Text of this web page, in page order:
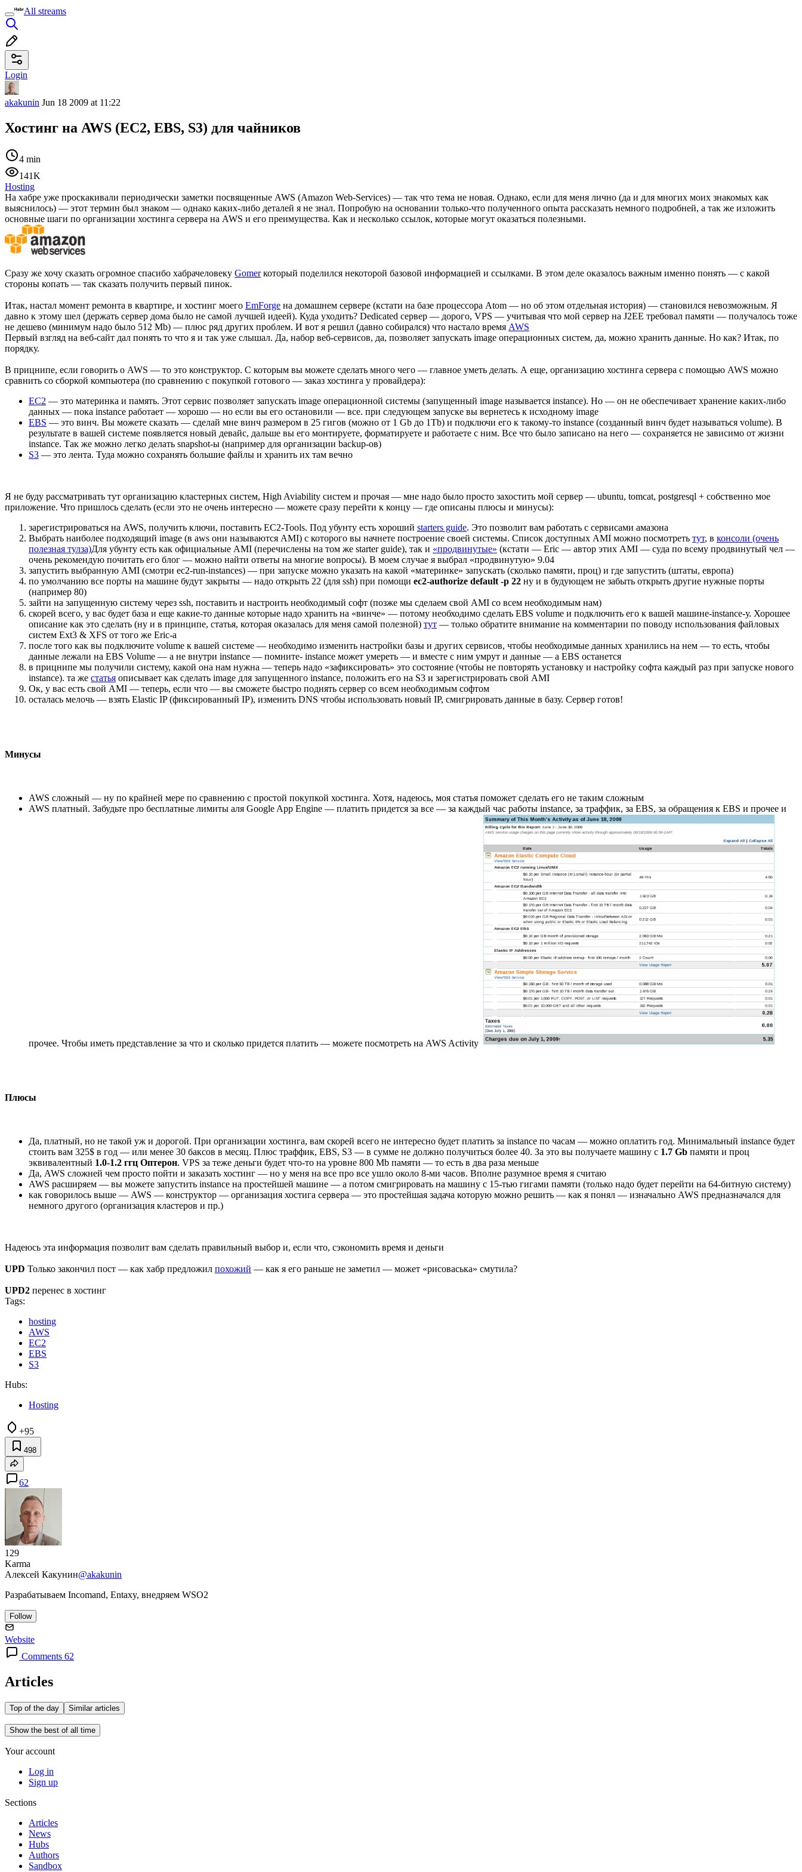
All streams
Login
akakunin Jun 18 2009 at 11:22
Хостинг на AWS (EC2, EBS, S3) для чайников
4 min
141K
Hosting
На хабре уже проскакивали периодически заметки посвященные AWS (Amazon Web-Services) — так что тема не новая. Однако, если для меня лично (да и для многих моих знакомых как
выяснилось) — этот термин был знаком — однако каких-либо деталей я не знал. Попробую на основании только-что полученного опыта рассказать немного подробней, а так же изложить
основные шаги по организации хостинга сервера на AWS и его преимущества. Как и несколько ссылок, которые могут оказаться полезными.
Сразу же хочу сказать огромное спасибо хабрачеловеку Gomerкоторый поделился некоторой базовой информацией и ссылками. В этом деле оказалось важным именно понять — с какой
стороны копать — так сказать получить первый пинок.
Итак, настал момент ремонта в квартире, и хостинг моего EmForge на домашнем сервере (кстати на базе процессора Atom — но об этом отдельная история) — становился невозможным. Я
давно к этому шел (держать сервер дома было не самой лучшей идеей). Куда уходить? Dedicated сервер — дорого, VPS — учитывая что мой сервер на J2EE требовал памяти — получалось тоже
не дешево (минимум надо было 512 Mb) — плюс ряд других проблем. И вот я решил (давно собирался) что настало время AWS
Первый взгляд на веб-сайт дал понять то что я и так уже слышал. Да, набор веб-сервисов, да, позволяет запускать image операционных систем, да, можно хранить данные. Но как? Итак, по
порядку.
В прицнипе, если говорить о AWS — то это конструктор. С которым вы можете сделать много чего — главное уметь делать. А еще, организацию хостинга сервера с помощью AWS можно
сравнить со сборкой компьютера (по сравнению с покупкой готового — заказ хостинга у провайдера):
EC2 — это материнка и память. Этот сервис позволяет запускать image операционной системы (запущенный image называется instance). Но — он не обеспечивает хранение каких-либо
данных — пока instance работает — хорошо — но если вы его остановили — все. при следующем запуске вы вернетесь к исходному image
EBS — это винч. Вы можете сказать — сделай мне винч размером в 25 гигов (можно от 1 Gb до 1Tb) и подключи его к такому-то instance (созданный винч будет называться volume). В
результате в вашей системе появляется новый девайс, дальше вы его монтируете, форматируете и работаете с ним. Все что было записано на него — сохраняется не зависимо от жизни
instance. Так же можно легко делать snapshot-ы (например для организации backup-ов)
S3 — это лента. Туда можно сохранять большие файлы и хранить их там вечно
Я не буду рассматривать тут организацию кластерных систем, High Aviability систем и прочая — мне надо было просто захостить мой сервер — ubuntu, tomcat, postgresql + собственно мое
приложение. Что пришлось сделать (если это не очень интересно — можете сразу перейти к концу — где описаны плюсы и минусы):
зарегистрироваться на AWS, получить ключи, поставить EC2-Tools. Под убунту есть хороший starters guide. Это позволит вам работать с сервисами амазона
Выбрать наиболее подходящий image (в aws они называются AMI) с которого вы начнете построение своей системы. Список доступных AMI можно посмотреть тут, в консоли (очень
полезная тулза)Для убунту есть как официальные AMI (перечислены на том же starter guide), так и «продвинутые» (кстати — Eric — автор этих AMI — суда по всему продвинутый чел —
очень рекомендую почитать его блог — можно найти ответы на многие вопросы). В моем случае я выбрал «продвинутую» 9.04
запустить выбранную AMI (смотри ec2-run-instances) — при запуске можно указать на какой «материнке» запускать (сколько памяти, проц) и где запустить (штаты, европа)
по умолчанию все порты на машине будут закрыты — надо открыть 22 (для ssh) при помощи ec2-authorize default -p 22 ну и в будующем не забыть открыть другие нужные порты
(например 80)
зайти на запущенную систему через ssh, поставить и настроить необходимый софт (позже мы сделаем свой AMI со всем необходимым нам)
скорей всего, у вас будет база и еще какие-то данные которые надо хранить на «винче» — потому необходимо сделать EBS volume и подключить его к вашей машине-instance-у. Хорошее
описание как это сделать (ну и в принципе, статья, которая оказалась для меня самой полезной) тут — только обратите внимание на комментарии по поводу использования файловых
систем Ext3 & XFS от того же Eric-а
после того как вы подключите volume к вашей системе — необходимо изменить настройки базы и других сервисов, чтобы необходимые данных хранились на нем — то есть, чтобы
данные лежали на EBS Volume — а не внутри instance — помните- instance может умереть — и вместе с ним умрут и данные — а EBS останется
в прицнипе мы получили систему, какой она нам нужна — теперь надо «зафиксировать» это состояние (чтобы не повторять установку и настройку софта каждый раз при запуске нового
instance). та же статья описывает как сделать image для запущенного instance, положить его на S3 и зарегистрировать свой AMI
Ок, у вас есть свой AMI — теперь, если что — вы сможете быстро поднять сервер со всем необходимым софтом
осталась мелочь — взять Elastic IP (фиксированный IP), изменить DNS чтобы использовать новый IP, смигрировать данные в базу. Сервер готов!
Минусы
AWS сложный — ну по крайней мере по сравнению с простой покупкой хостинга. Хотя, надеюсь, моя статья поможет сделать его не таким сложным
AWS платный. Забудьте про бесплатные лимиты аля Google App Engine — платить придется за все — за каждый час работы instance, за траффик, за EBS, за обращения к EBS и прочее и
прочее. Чтобы иметь представление за что и сколько придется платить — можете посмотреть на AWS Activity
Плюсы
Да, платный, но не такой уж и дорогой. При организации хостинга, вам скорей всего не интересно будет платить за instance по часам — можно оплатить год. Минимальный instance будет
стоить вам 325$ в год — или менее 30 баксов в месяц. Плюс траффик, EBS, S3 — в сумме не должно получиться более 40. За это вы получаете машину с 1.7 Gb памяти и проц
эквивалентный 1.0-1.2 ггц Оптерон. VPS за теже деньги будет что-то на уровне 800 Mb памяти — то есть в два раза меньше
Да, AWS сложней чем просто пойти и заказать хостинг — но у меня на все про все ушло около 8-ми часов. Вполне разумное время я считаю
AWS расширяем — вы можете запустить instance на простейшей машине — а потом смигрировать на машину с 15-тью гигами памяти (только надо будет перейти на 64-битную систему)
как говорилось выше — AWS — конструктор — организация хостига сервера — это простейшая задача которую можно решить — как я понял — изначально AWS предназначался для
немного другого (организация кластеров и пр.)
Надеюсь эта информация позволит вам сделать правильный выбор и, если что, сэкономить время и деньги
UPD Только закончил пост — как хабр предложил похожий — как я его раньше не заметил — может «рисоваська» смутила?
UPD2 перенес в хостинг
Tags:
hosting
AWS
EC2
EBS
S3
Hubs:
Hosting
+95
498
62
129
Karma
Алексей Какунин@akakunin
Разрабатываем Incomand, Entaxy, внедряем WSO2
Follow
Website
Comments 62
Articles
Top of the day Similar articles
Show the best of all time
Your account
Log in
Sign up
Sections
Articles
News
Hubs
Authors
Sandbox